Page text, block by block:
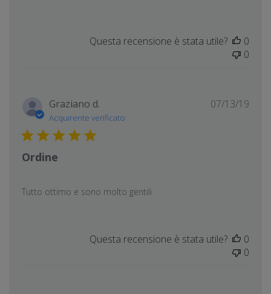
Questa recensione è stata utile?
0
0
Graziano d.
Acquirente verificato
Ordine
Tutto ottimo e sono molto gentili
07/13/19
Questa recensione è stata utile?
0
0